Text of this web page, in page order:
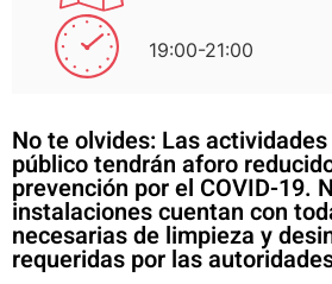
19:00-21:00
No te olvides: Las
público tendrán aforo
prevención por el COVID-19.
instalaciones cuentan con
necesarias de limpieza y
requeridas por las